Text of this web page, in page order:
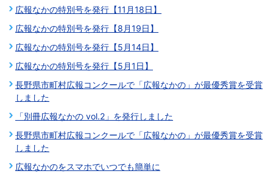
広報なかの特別号を発行【11月18日】
広報なかの特別号を発行【8月19日】
広報なかの特別号を発行【5月14日】
広報なかの特別号を発行【5月1日】
長野県市町村広報コンクールで「広報なかの」が最優秀賞を受賞
しました
「別冊広報なかの vol.2」を発行しました
長野県市町村広報コンクールで「広報なかの」が最優秀賞を受賞
しました
広報なかのをスマホでいつでも簡単に